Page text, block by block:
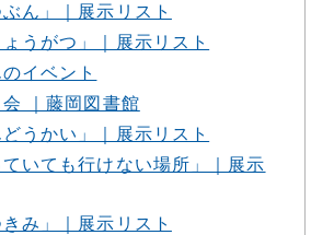
ん」｜展示リスト
うがつ」｜展示リスト
イベント
｜藤岡図書館
うかい」｜展示リスト
いても行けない場所」｜展示
み」｜展示リスト